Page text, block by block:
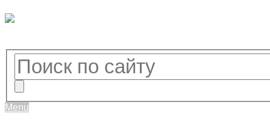
Menu